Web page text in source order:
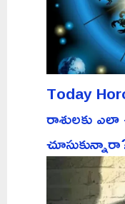
Today
రాశులకు